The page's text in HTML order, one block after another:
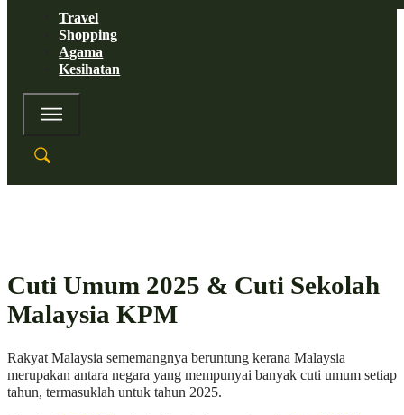
Travel
Shopping
Agama
Kesihatan
Cuti Umum 2025 & Cuti Sekolah
Malaysia KPM
Rakyat Malaysia sememangnya beruntung kerana Malaysia
merupakan antara negara yang mempunyai banyak cuti umum setiap
tahun, termasuklah untuk tahun 2025.